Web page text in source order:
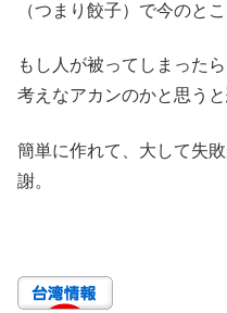
（つまり餃子）で今のと
もし人が被ってしまった
考えなアカンのかと思うと
簡単に作れて、大して失
謝。